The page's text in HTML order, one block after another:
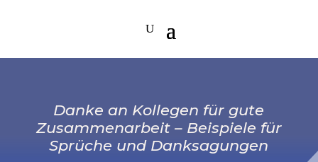
Danke an Kollegen für gute
Zusammenarbeit – Beispiele für
Sprüche und Danksagungen